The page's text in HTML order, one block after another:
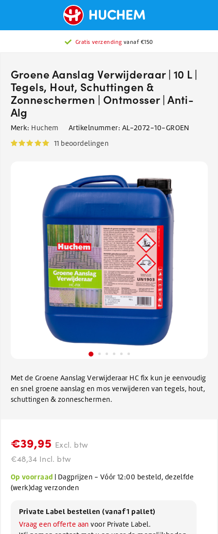
Gratis verzending vanaf €150
2776 beoordelingenmet gemiddeld een
Groene Aanslag Verwijderaar | 10 L |
Tegels, Hout, Schuttingen &
Zonneschermen | Ontmosser | Anti-
Alg
Merk: Huchem Artikelnummer: AL-2072-10-GROEN
11 beoordelingen
Met de Groene Aanslag Verwijderaar HC fix kun je eenvoudig
en snel groene aanslag en mos verwijderen van tegels, hout,
schuttingen & zonneschermen.
€39,95 Excl. btw
€48,34 Incl. btw
Op voorraad | Dagprijzen - Vóór 12:00 besteld, dezelfde
(werk)dag verzonden
Private Label bestellen (vanaf 1 pallet)
Vraag een offerte aan voor Private Label.